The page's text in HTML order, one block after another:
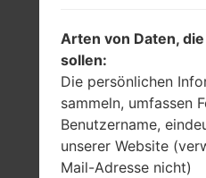
Arten von Daten,
sollen:
Die persönlichen
sammeln, umfassen
Benutzername,
unserer Website
Mail-Adresse nicht)